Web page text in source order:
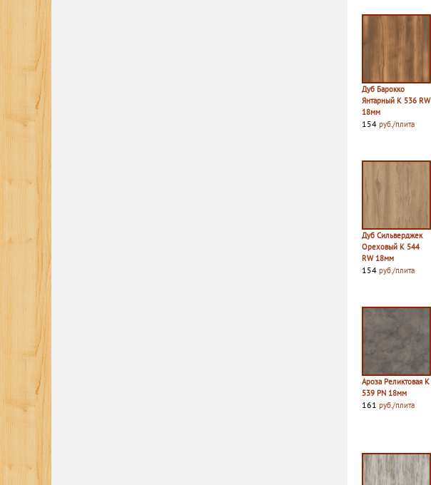
Дуб Барокко
Янтарный K 536 RW
18мм
154 руб./плита
Дуб Сильверджек
Ореховый K 544
RW 18мм
154 руб./плита
Ароза Реликтовая K
539 PN 18мм
161 руб./плита